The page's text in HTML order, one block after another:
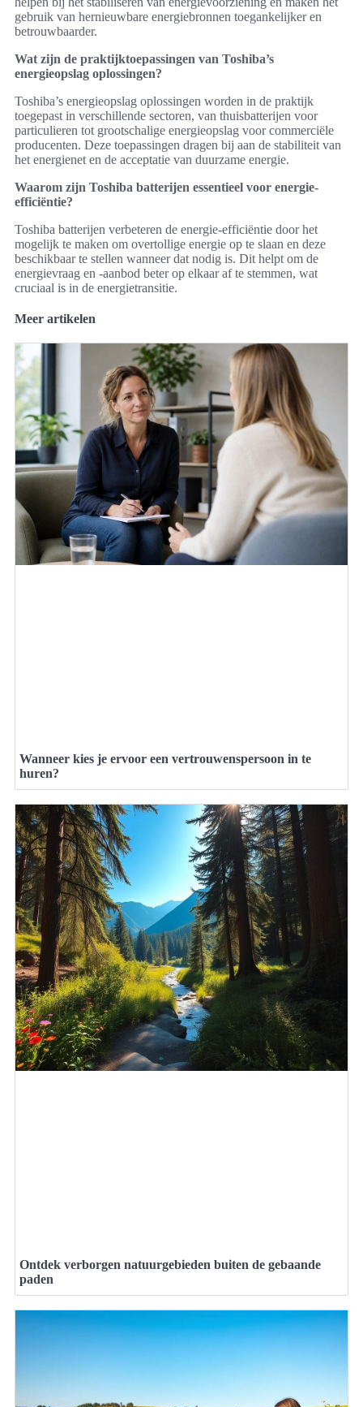
gebruik van hernieuwbare energiebronnen toegankelijker en
betrouwbaarder.
Wat zijn de praktijktoepassingen van Toshiba’s
energieopslag oplossingen?
Toshiba’s energieopslag oplossingen worden in de praktijk
toegepast in verschillende sectoren, van thuisbatterijen voor
particulieren tot grootschalige energieopslag voor commerciële
producenten. Deze toepassingen dragen bij aan de stabiliteit van
het energienet en de acceptatie van duurzame energie.
Waarom zijn Toshiba batterijen essentieel voor energie-
efficiëntie?
Toshiba batterijen verbeteren de energie-efficiëntie door het
mogelijk te maken om overtollige energie op te slaan en deze
beschikbaar te stellen wanneer dat nodig is. Dit helpt om de
energievraag en -aanbod beter op elkaar af te stemmen, wat
cruciaal is in de energietransitie.
Meer artikelen
Wanneer kies je ervoor een vertrouwenspersoon in te
huren?
Ontdek verborgen natuurgebieden buiten de gebaande
paden